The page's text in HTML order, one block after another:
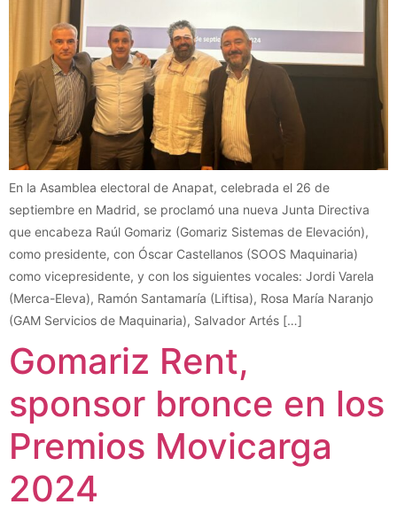
En la Asamblea electoral de Anapat, celebrada el 26 de
septiembre en Madrid, se proclamó una nueva Junta Directiva
que encabeza Raúl Gomariz (Gomariz Sistemas de Elevación),
como presidente, con Óscar Castellanos (SOOS Maquinaria)
como vicepresidente, y con los siguientes vocales: Jordi Varela
(Merca-Eleva), Ramón Santamaría (Liftisa), Rosa María Naranjo
(GAM Servicios de Maquinaria), Salvador Artés […]
Gomariz Rent,
sponsor bronce en los
Premios Movicarga
2024